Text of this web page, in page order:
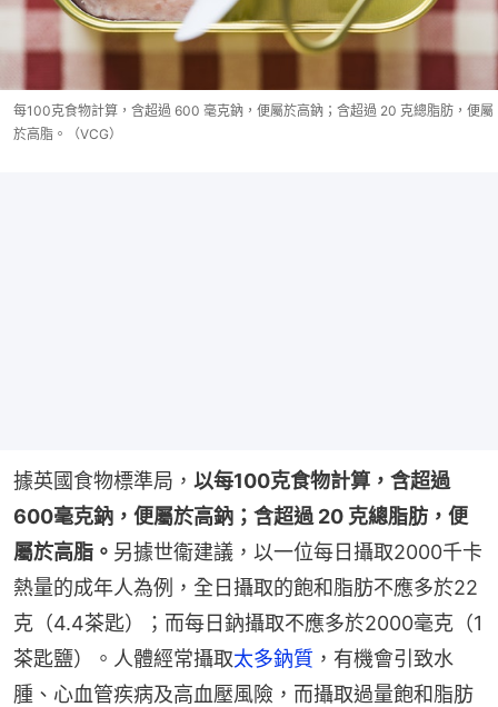
每100克食物計算，含超過 600 毫克鈉，便屬於高鈉；含超過 20 克總脂肪，便屬
於高脂。（VCG）
據英國食物標準局， 以每100克食物計算，含超過
600毫克鈉，便屬於高鈉；含超過 20 克總脂肪，便
屬於高脂。 另據世衞建議，以一位每日攝取2000千卡
熱量的成年人為例，全日攝取的飽和脂肪不應多於22
克（4.4茶匙）；而每日鈉攝取不應多於2000毫克（1
茶匙鹽）。人體經常攝取太多鈉質 ，有機會引致水
腫、心血管疾病及高血壓風險，而攝取過量飽和脂肪